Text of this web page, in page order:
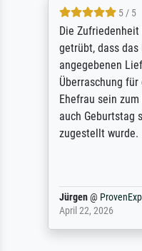
5 / 5
Die
getrübt, dass
angegebenen
Überraschung
Ehefrau sein
auch Geburtstag
zugestellt wurde.
Jürgen@
April 22, 2026